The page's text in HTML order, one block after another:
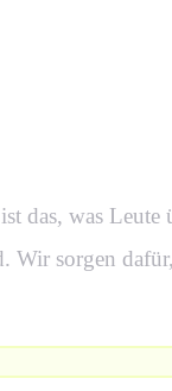
das, was Leute
Wir sorgen